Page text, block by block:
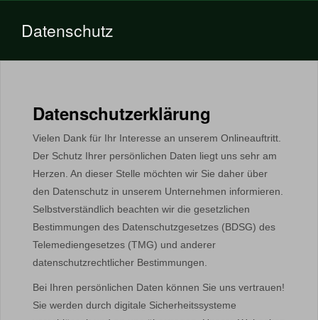
Datenschutz
Datenschutzerklärung
Vielen Dank für Ihr Interesse an unserem Onlineauftritt.
Der Schutz Ihrer persönlichen Daten liegt uns sehr am
Herzen. An dieser Stelle möchten wir Sie daher über
den Datenschutz in unserem Unternehmen informieren.
Selbstverständlich beachten wir die gesetzlichen
Bestimmungen des Datenschutzgesetzes (BDSG) des
Telemediengesetzes (TMG) und anderer
datenschutzrechtlicher Bestimmungen.
Bei Ihren persönlichen Daten können Sie uns vertrauen!
Sie werden durch digitale Sicherheitssysteme